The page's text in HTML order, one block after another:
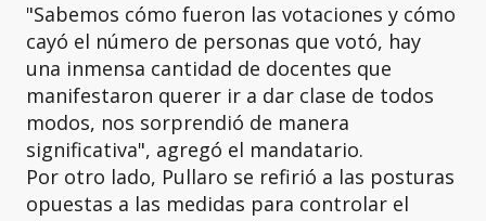
"Sabemos cómo fueron las votaciones y cómo
cayó el número de personas que votó, hay
una inmensa cantidad de docentes que
manifestaron querer ir a dar clase de todos
modos, nos sorprendió de manera
significativa", agregó el mandatario.
Por otro lado, Pullaro se refirió a las posturas
opuestas a las medidas para controlar el